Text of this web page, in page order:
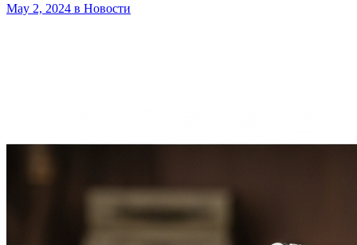
May 2, 2024 в Новости